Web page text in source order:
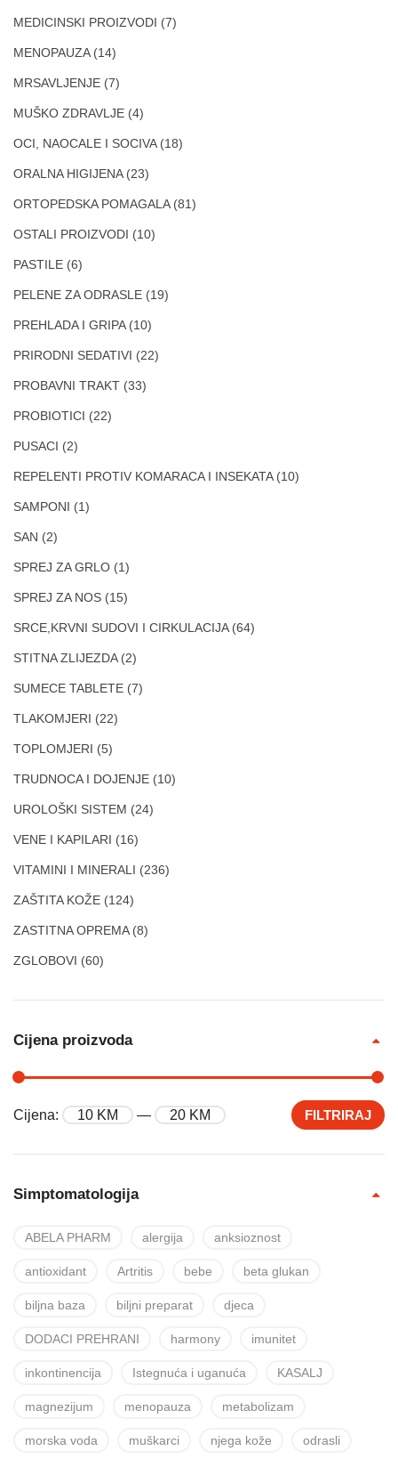
MEDICINSKI PROIZVODI (7)
MENOPAUZA (14)
MRSAVLJENJE (7)
MUŠKO ZDRAVLJE (4)
OCI, NAOCALE I SOCIVA (18)
ORALNA HIGIJENA (23)
ORTOPEDSKA POMAGALA (81)
OSTALI PROIZVODI (10)
PASTILE (6)
PELENE ZA ODRASLE (19)
PREHLADA I GRIPA (10)
PRIRODNI SEDATIVI (22)
PROBAVNI TRAKT (33)
PROBIOTICI (22)
PUSACI (2)
REPELENTI PROTIV KOMARACA I INSEKATA (10)
SAMPONI (1)
SAN (2)
SPREJ ZA GRLO (1)
SPREJ ZA NOS (15)
SRCE,KRVNI SUDOVI I CIRKULACIJA (64)
STITNA ZLIJEZDA (2)
SUMECE TABLETE (7)
TLAKOMJERI (22)
TOPLOMJERI (5)
TRUDNOCA I DOJENJE (10)
UROLOŠKI SISTEM (24)
VENE I KAPILARI (16)
VITAMINI I MINERALI (236)
ZAŠTITA KOŽE (124)
ZASTITNA OPREMA (8)
ZGLOBOVI (60)
Cijena proizvoda
FILTRIRAJ
Cijena: 10 KM — 20 KM
Simptomatologija
ABELA PHARM alergija anksioznost
antioxidant Artritis bebe beta glukan
biljna baza biljni preparat djeca
DODACI PREHRANI harmony imunitet
inkontinencija Istegnuća i uganuća KASALJ
magnezijum menopauza metabolizam
morska voda muškarci njega kože odrasli